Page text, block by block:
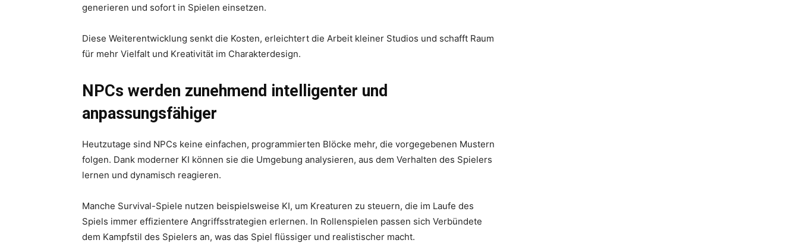
generieren und sofort in Spielen einsetzen.
Diese Weiterentwicklung senkt die Kosten, erleichtert die Arbeit kleiner Studios und schafft Raum
für mehr Vielfalt und Kreativität im Charakterdesign.
NPCs werden zunehmend intelligenter und
anpassungsfähiger
Heutzutage sind NPCs keine einfachen, programmierten Blöcke mehr, die vorgegebenen Mustern
folgen. Dank moderner KI können sie die Umgebung analysieren, aus dem Verhalten des Spielers
lernen und dynamisch reagieren.
Manche Survival-Spiele nutzen beispielsweise KI, um Kreaturen zu steuern, die im Laufe des
Spiels immer effizientere Angriffsstrategien erlernen. In Rollenspielen passen sich Verbündete
dem Kampfstil des Spielers an, was das Spiel flüssiger und realistischer macht.